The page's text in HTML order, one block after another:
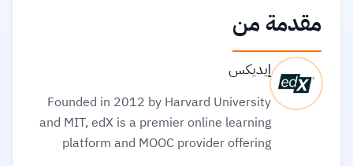
مقدمة من
إيديكس
Founded in 2012 by Harvard University
and MIT, edX is a premier online learning
platform and MOOC provider offering